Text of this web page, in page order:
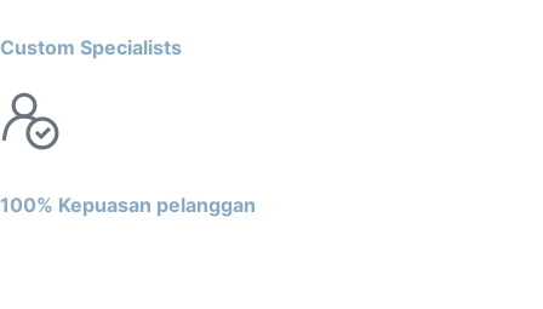
Custom Specialists
100% Kepuasan pelanggan